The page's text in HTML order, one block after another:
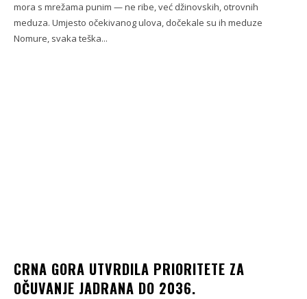
mora s mrežama punim — ne ribe, već džinovskih, otrovnih
meduza. Umjesto očekivanog ulova, dočekale su ih meduze
Nomure, svaka teška...
CRNA GORA UTVRDILA PRIORITETE ZA
OČUVANJE JADRANA DO 2036.